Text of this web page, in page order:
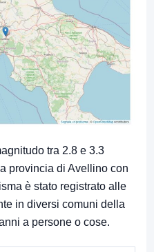
tra 2.8 e 3.3
provincia di Avellino con
è stato registrato alle
in diversi comuni della
a persone o cose.